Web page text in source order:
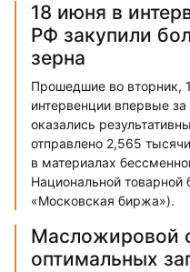
18 июня в
РФ закупили
зерна
Прошедшие во вторник,
интервенции впервые
оказались
отправлено 2,565
в материалах
Национальной
«Московская биржа»).
Масложировой
оптимальных